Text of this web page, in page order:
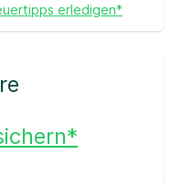
erledigen*